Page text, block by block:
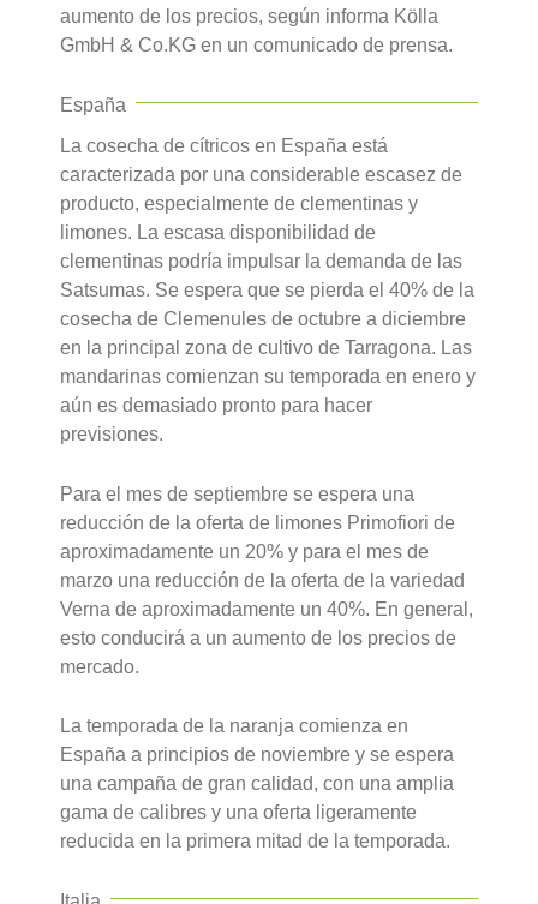
aumento de los precios, según informa Kölla
GmbH & Co.KG en un comunicado de prensa.
España
La cosecha de cítricos en España está
caracterizada por una considerable escasez de
producto, especialmente de clementinas y
limones. La escasa disponibilidad de
clementinas podría impulsar la demanda de las
Satsumas. Se espera que se pierda el 40% de la
cosecha de Clemenules de octubre a diciembre
en la principal zona de cultivo de Tarragona. Las
mandarinas comienzan su temporada en enero y
aún es demasiado pronto para hacer
previsiones.
Para el mes de septiembre se espera una
reducción de la oferta de limones Primofiori de
aproximadamente un 20% y para el mes de
marzo una reducción de la oferta de la variedad
Verna de aproximadamente un 40%. En general,
esto conducirá a un aumento de los precios de
mercado.
La temporada de la naranja comienza en
España a principios de noviembre y se espera
una campaña de gran calidad, con una amplia
gama de calibres y una oferta ligeramente
reducida en la primera mitad de la temporada.